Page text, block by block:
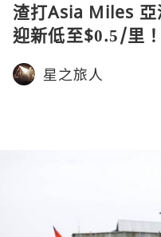
渣打Asia Miles 亞
迎新低至$0.5/里
支付寶$4/里！
星之旅人